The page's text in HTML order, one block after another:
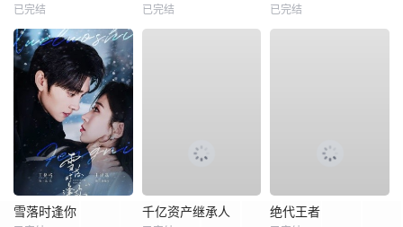
已完结 已完结 已完结
雪落时逢你 千亿资产继承人 绝代王者